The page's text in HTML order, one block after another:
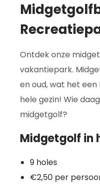
Ontdek onze
vakantiepark.
en oud, wat het
hele gezin! Wie
midgetgolf?
Midgetgolf in
9 holes
€2,50 per